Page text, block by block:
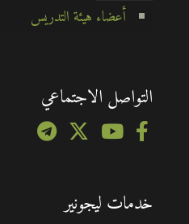
أعضاء هيئة التدريس
التواصل الاجتماعي
خدمات ليجونير